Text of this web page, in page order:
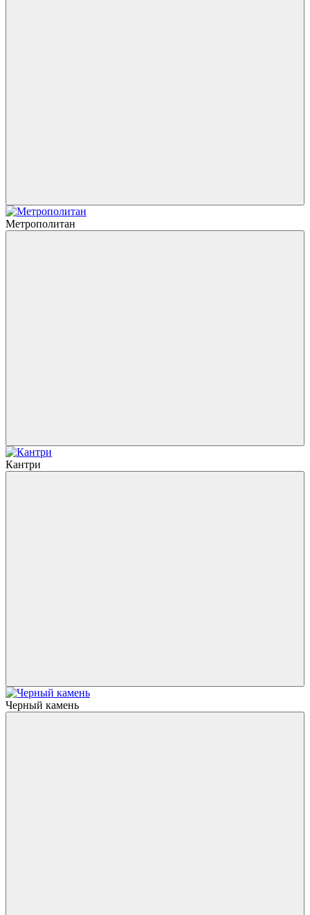
Метрополитан
Кантри
Черный камень